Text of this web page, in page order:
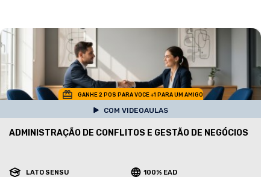
GANHE 2 POS PARA VOCE +1 PARA UM AMIGO
COM VIDEOAULAS
ADMINISTRAÇÃO DE CONFLITOS E GESTÃO DE NEGÓCIOS
LATO SENSU 100% EAD